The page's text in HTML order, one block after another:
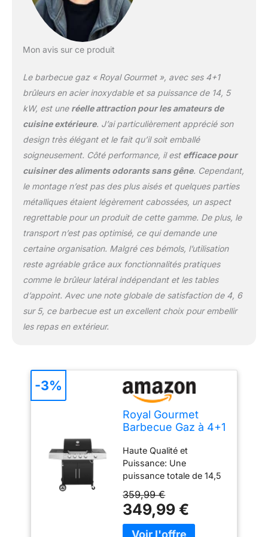
thermomètre intégré,
même sans ouvrir le
un ouvre-bouteille pour
une meilleure expérience
de BBQ. Stockage et
Déplacement: 2 tables
d'appoint pour la
préparation des plats et
le placement des
ingrédients, beaucoup
de fond pour stocker
d'autres gros objets. 2
roues directionnelles
pour un mouvement plus
La lèchefrite et un bac à
graisse amovible pour
recueillir les résidus et la
graisse. Nettoyez
facilement pour vous
donner une expérience
Mon avis sur ce produit
Le barbecue gaz « Royal Gourmet », avec ses 4+1
brûleurs en acier inoxydable et sa puissance de 14, 5
kW, est une réelle attraction pour les amateurs de
cuisine extérieure. J’ai particulièrement apprécié son
design très élégant et le fait qu’il soit emballé
soigneusement. Côté performance, il est efficace pour
cuisiner des aliments odorants sans gêne. Cependant,
le montage n’est pas des plus aisés et quelques parties
métalliques étaient légèrement cabossées, un aspect
regrettable pour un produit de cette gamme. De plus, le
transport n’est pas optimisé, ce qui demande une
certaine organisation. Malgré ces bémols, l’utilisation
reste agréable grâce aux fonctionnalités pratiques
comme le brûleur latéral indépendant et les tables
d’appoint. Avec une note globale de satisfaction de 4, 6
sur 5, ce barbecue est un excellent choix pour embellir
les repas en extérieur.
Royal Gourmet
Barbecue Gaz à 4+1
Inoxydable, Gril à
Gaz de Puissance
14,5kW avec
Tablettes et
Thermomètre, 2
Roues
Directionnelles, 2
Haute Qualité et
Puissance: Une
puissance totale de 14,5
indépendamment par 4
brûleurs en acier
inoxydable de 3,0 kW
359,99 €
349,99 €
-3%